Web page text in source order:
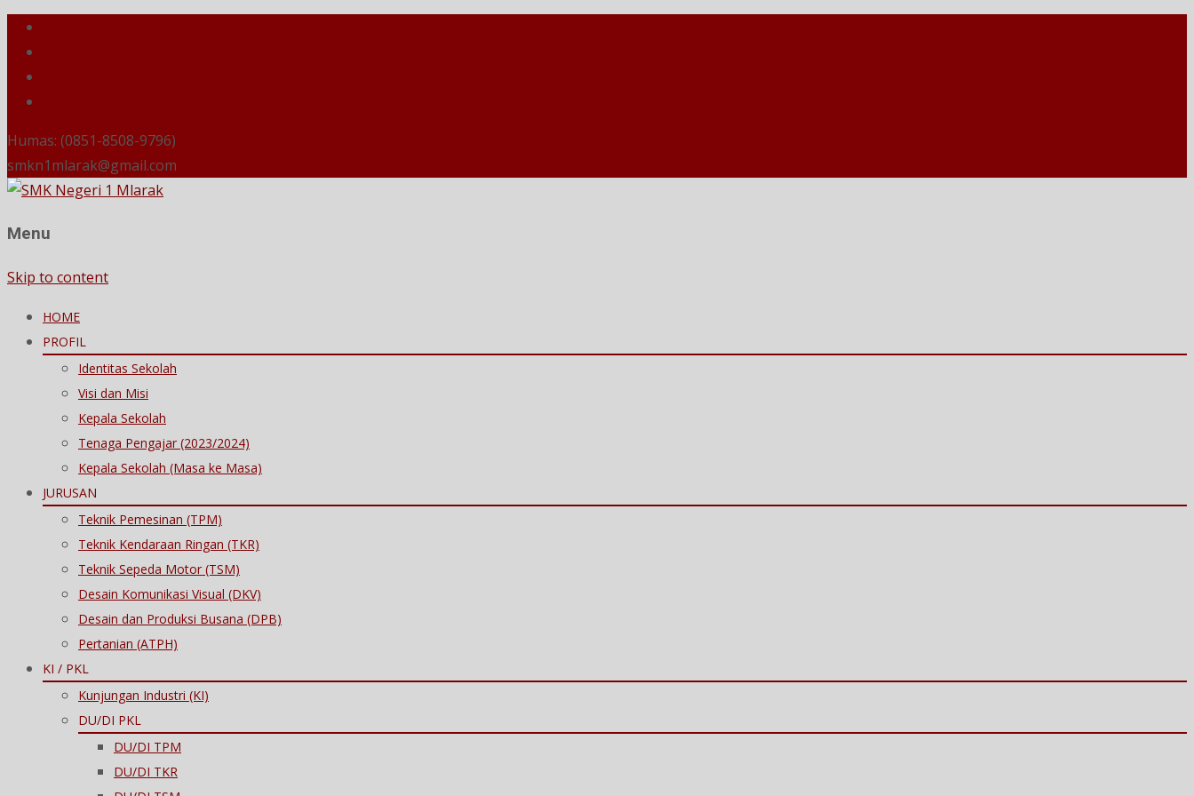
Humas: (0851-8508-9796)
smkn1mlarak@gmail.com
Menu
Skip to content
HOME
PROFIL
Identitas Sekolah
Visi dan Misi
Kepala Sekolah
Tenaga Pengajar (2023/2024)
Kepala Sekolah (Masa ke Masa)
JURUSAN
Teknik Pemesinan (TPM)
Teknik Kendaraan Ringan (TKR)
Teknik Sepeda Motor (TSM)
Desain Komunikasi Visual (DKV)
Desain dan Produksi Busana (DPB)
Pertanian (ATPH)
KI / PKL
Kunjungan Industri (KI)
DU/DI PKL
DU/DI TPM
DU/DI TKR